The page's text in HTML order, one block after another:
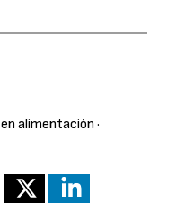
alimentación ·